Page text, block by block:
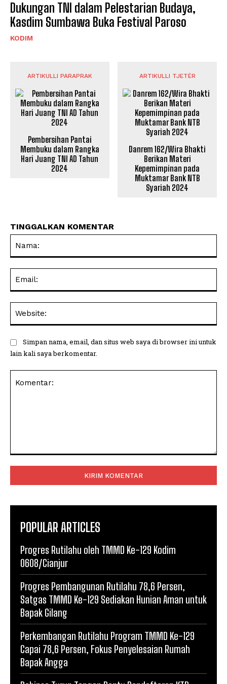
Dukungan TNI dalam Pelestarian Budaya,
Kasdim Sumbawa Buka Festival Paroso
KODIM
ARTIKULLI PARAPRAK
Pembersihan Pantai
Membuku dalam Rangka
Hari Juang TNI AD Tahun
2024
ARTIKULLI TJETËR
Danrem 162/Wira Bhakti
Berikan Materi
Kepemimpinan pada
Muktamar Bank NTB
Syariah 2024
TINGGALKAN KOMENTAR
Simpan nama, email, dan situs web saya di browser ini untuk
lain kali saya berkomentar.
POPULAR ARTICLES
Progres Rutilahu oleh TMMD Ke-129 Kodim
0608/Cianjur
Progres Pembangunan Rutilahu 78,6 Persen,
Satgas TMMD Ke-129 Sediakan Hunian Aman untuk
Bapak Gilang
Perkembangan Rutilahu Program TMMD Ke-129
Capai 78,6 Persen, Fokus Penyelesaian Rumah
Bapak Angga